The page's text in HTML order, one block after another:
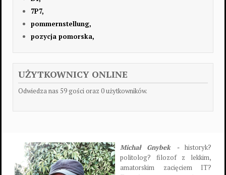
7P7,
pommernstellung,
pozycja pomorska,
UŻYTKOWNICY ONLINE
Odwiedza nas 59 gości oraz 0 użytkowników.
Michał Gnybek - historyk?
politolog? filozof z lekkim,
amatorskim zacięciem IT?